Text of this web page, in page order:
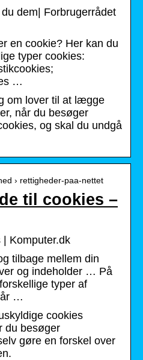
dem| Forbrugerrådet
en cookie? Her kan du
typer cookies:
…
om lover til at lægge
når du besøger
og skal du undgå
› rettigheder-paa-nettet
til cookies –
| Komputer.dk
tilbage mellem din
og indeholder … På
typer af
…
cookies
du besøger
gøre en forskel over